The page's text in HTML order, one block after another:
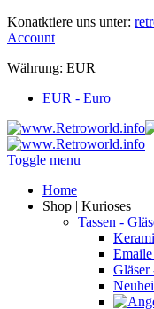
Konatktiere uns unter:
Account
Währung: EUR
EUR - Euro
Toggle menu
Home
Shop | Kurioses
Tassen -
Gläser